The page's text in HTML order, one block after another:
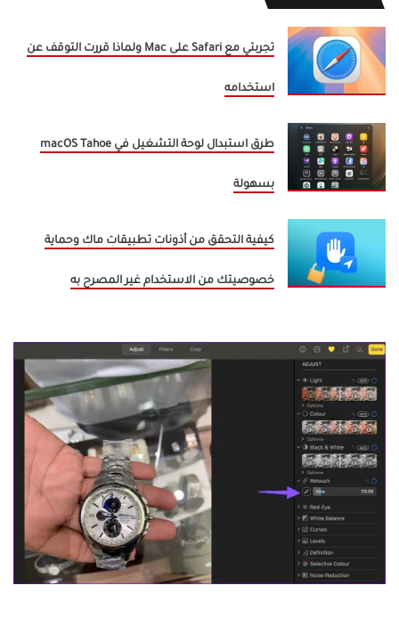
تجربتي مع Safari على Mac ولماذا قررت التوقف عن
استخدامه
طرق استبدال لوحة التشغيل في macOS Tahoe
بسهولة
كيفية التحقق من أذونات تطبيقات ماك وحماية
خصوصيتك من الاستخدام غير المصرح به